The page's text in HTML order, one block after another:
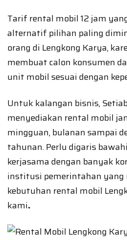
Tarif rental mobil 12 jam
alternatif pilihan paling
orang di Lengkong Karya,
membuat calon konsumen
unit mobil sesuai dengan
Untuk kalangan bisnis,
menyediakan rental mobil
mingguan, bulanan sampai
tahunan. Perlu digaris
kerjasama dengan banyak
institusi pemerintahan yang
kebutuhan rental mobil
kami.